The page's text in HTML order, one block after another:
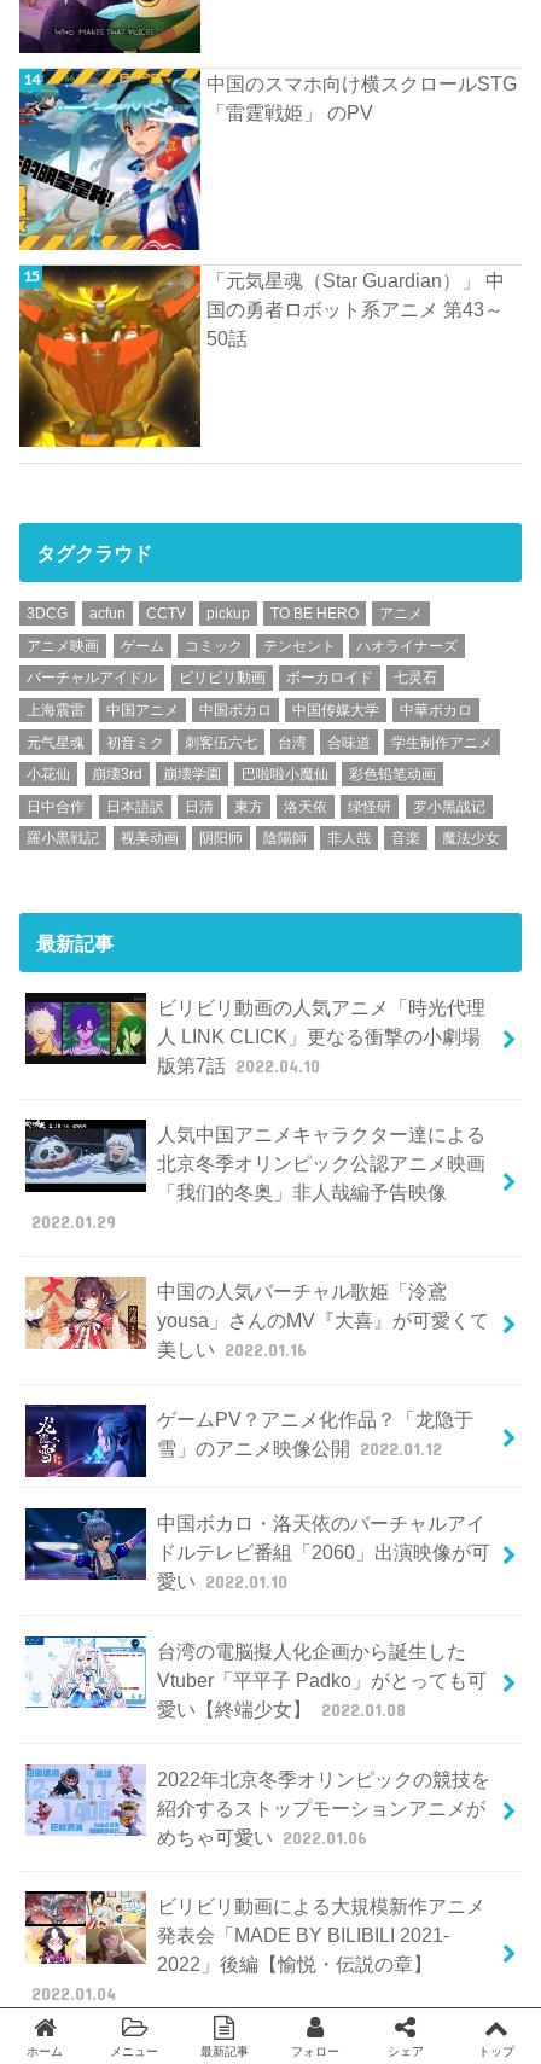
中国のスマホ向け横スクロールSTG
「雷霆戦姫」 のPV
「元気星魂（Star Guardian）」 中
国の勇者ロボット系アニメ 第43～
50話
タグクラウド
3DCG acfun CCTV pickup TO BE HERO
アニメ
アニメ映画
ゲーム コミック テンセント
ハオライナーズ
バーチャルアイドル
ビリビリ動画 ボーカロイド
七灵石
上海震雷
中国アニメ 中国ボカロ 中国传媒大学
中華ボカロ
元气星魂
初音ミク 刺客伍六七 台湾 合味道
学生制作アニメ
小花仙
崩壊3rd 崩壊学園 巴啦啦小魔仙
彩色铅笔动画
日中合作
日本語訳 日清 東方 洛天依 绿怪研
罗小黑战记
羅小黒戦記
视美动画 阴阳师 陰陽師 非人哉 音楽 魔法少女
最新記事
ビリビリ動画の人気アニメ「時光代理
人 LINK CLICK」更なる衝撃の小劇場
版第7話 2022.04.10
人気中国アニメキャラクター達による
北京冬季オリンピック公認アニメ映画
「我们的冬奥」非人哉編予告映像
2022.01.29
中国の人気バーチャル歌姫「泠鳶
yousa」さんのMV『大喜』が可愛くて
美しい 2022.01.16
ゲームPV？アニメ化作品？「龙隐于
雪」のアニメ映像公開
2022.01.12
中国ボカロ・洛天依のバーチャルアイ
ドルテレビ番組「2060」出演映像が可
愛い 2022.01.10
台湾の電脳擬人化企画から誕生した
Vtuber「平平子 Padko」がとっても可
愛い【終端少女】
2022.01.08
2022年北京冬季オリンピックの競技を
紹介するストップモーションアニメが
めちゃ可愛い 2022.01.06
ビリビリ動画による大規模新作アニメ
発表会「MADE BY BILIBILI 2021-
2022」後編【愉悦・伝説の章】
2022.01.04
ホーム メニュー 最新記事 フォロー シェア トップ
Twitter facebook